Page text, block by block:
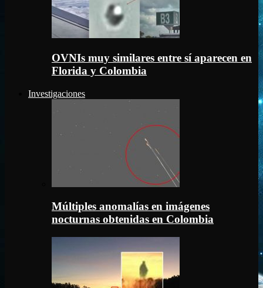
OVNIs muy similares entre sí aparecen en
Florida y Colombia
Investigaciones
Múltiples anomalías en imágenes
nocturnas obtenidas en Colombia